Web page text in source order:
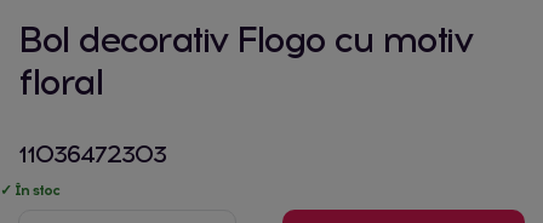
Bol decorativ Flogo cu motiv
floral
11036472303
✓ În stoc